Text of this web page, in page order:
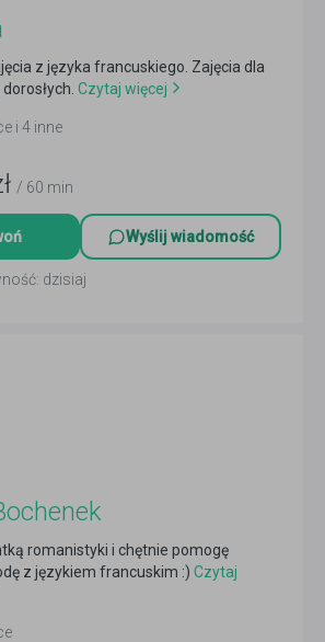
z języka francuskiego. Zajęcia dla
Czytaj więcej
i 4 inne
/ 60 min
Wyślij wiadomość
dzisiaj
romanistyki i chętnie pomogę
z językiem francuskim :) Czytaj